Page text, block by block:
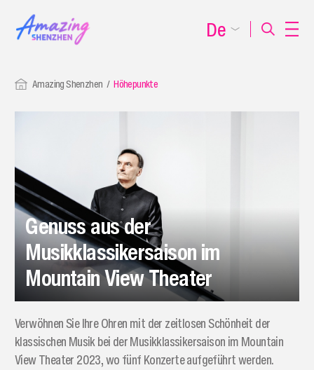
Amazing Shenzhen Höhepunkte
Genuss aus der
Musikklassikersaison im
Mountain View Theater
Verwöhnen Sie Ihre Ohren mit der zeitlosen Schönheit der
klassischen Musik bei der Musikklassikersaison im Mountain
View Theater 2023, wo fünf Konzerte aufgeführt werden.
De